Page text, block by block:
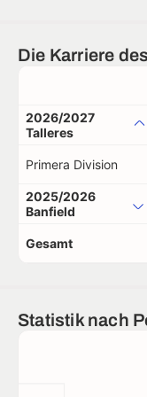
Die Karriere
2026/2027
Talleres
Primera Division
2025/2026
Banfield
Gesamt
Statistik nach